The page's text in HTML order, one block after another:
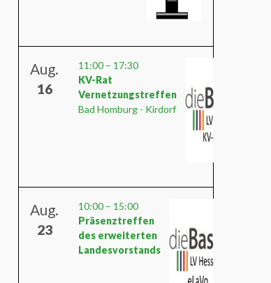
Aug.
16
11:00 – 17:30
KV-Rat
Vernetzungstreffen
Bad Homburg - Kirdorf
Aug.
23
10:00 – 15:00
Präsenztreffen
des erweiterten
Landesvorstands